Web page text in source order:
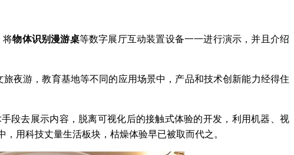
将物体识别漫游桌等数字展厅互动装置设备一一进行演示，并且介绍
夜游，教育基地等不同的应用场景中，产品和技术创新能力经得住
段去展示内容，脱离可视化后的接触式体验的开发，利用机器、视
用科技丈量生活板块，枯燥体验早已被取而代之。